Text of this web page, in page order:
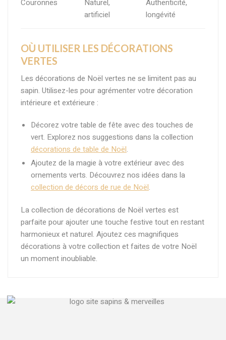
Couronnes
Naturel,
artificiel
Authenticité,
longévité
OÙ UTILISER LES DÉCORATIONS
VERTES
Les décorations de Noël vertes ne se limitent pas au
sapin. Utilisez-les pour agrémenter votre décoration
intérieure et extérieure :
Décorez votre table de fête avec des touches de
vert. Explorez nos suggestions dans la collection
décorations de table de Noël.
Ajoutez de la magie à votre extérieur avec des
ornements verts. Découvrez nos idées dans la
collection de décors de rue de Noël.
La collection de décorations de Noël vertes est
parfaite pour ajouter une touche festive tout en restant
harmonieux et naturel. Ajoutez ces magnifiques
décorations à votre collection et faites de votre Noël
un moment inoubliable.